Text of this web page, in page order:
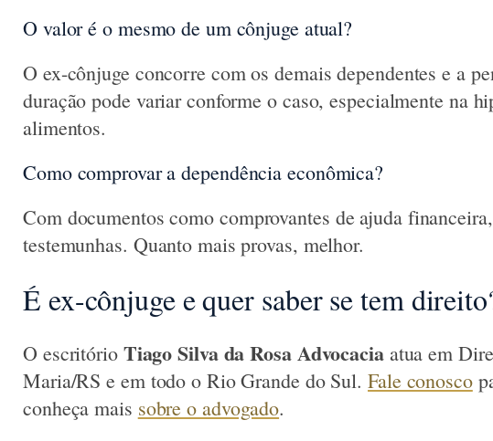
O valor é o mesmo de um cônjuge atual?
O ex-cônjuge concorre com os demais dependentes e a
duração pode variar conforme o caso, especialmente na
alimentos.
Como comprovar a dependência econômica?
Com documentos como comprovantes de ajuda
testemunhas. Quanto mais provas, melhor.
É ex-cônjuge e quer saber se tem
O escritório Tiago Silva da Rosa Advocaciaatua em
Maria/RS e em todo o Rio Grande do Sul. Fale conosco
conheça mais sobre o advogado.